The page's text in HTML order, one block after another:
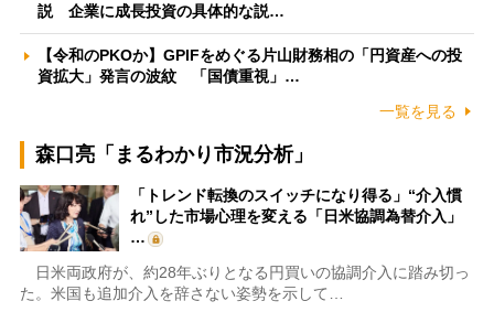
説 企業に成長投資の具体的な説…
【令和のPKOか】GPIFをめぐる片山財務相の「円資産への投
資拡大」発言の波紋 「国債重視」…
一覧を見る
森口亮「まるわかり市況分析」
「トレンド転換のスイッチになり得る」“介入慣
れ”した市場心理を変える「日米協調為替介入」
…
日米両政府が、約28年ぶりとなる円買いの協調介入に踏み切っ
た。米国も追加介入を辞さない姿勢を示して…